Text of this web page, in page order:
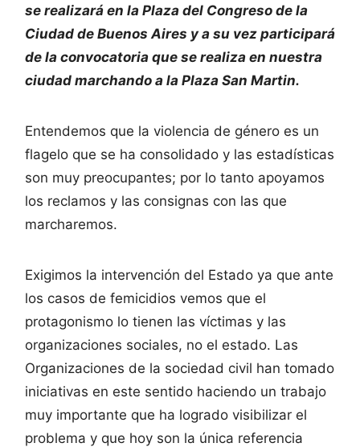
se realizará en la Plaza del Congreso de la
Ciudad de Buenos Aires y a su vez participará
de la convocatoria que se realiza en nuestra
ciudad marchando a la Plaza San Martin.
Entendemos que la violencia de género es un
flagelo que se ha consolidado y las estadísticas
son muy preocupantes; por lo tanto apoyamos
los reclamos y las consignas con las que
marcharemos.
Exigimos la intervención del Estado ya que ante
los casos de femicidios vemos que el
protagonismo lo tienen las víctimas y las
organizaciones sociales, no el estado. Las
Organizaciones de la sociedad civil han tomado
iniciativas en este sentido haciendo un trabajo
muy importante que ha logrado visibilizar el
problema y que hoy son la única referencia